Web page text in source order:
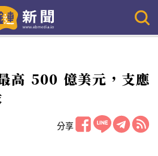
高 500 億美元，支應
分享